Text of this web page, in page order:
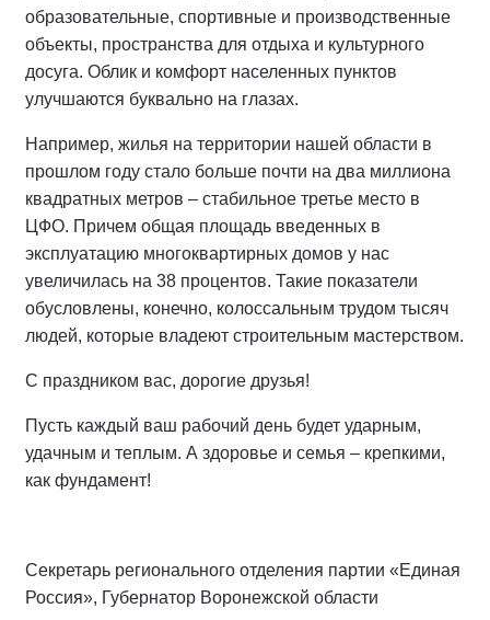
образовательные, спортивные и производственные
объекты, пространства для отдыха и культурного
досуга. Облик и комфорт населенных пунктов
улучшаются буквально на глазах.
Например, жилья на территории нашей области в
прошлом году стало больше почти на два миллиона
квадратных метров – стабильное третье место в
ЦФО. Причем общая площадь введенных в
эксплуатацию многоквартирных домов у нас
увеличилась на 38 процентов. Такие показатели
обусловлены, конечно, колоссальным трудом тысяч
людей, которые владеют строительным мастерством.
С праздником вас, дорогие друзья!
Пусть каждый ваш рабочий день будет ударным,
удачным и теплым. А здоровье и семья – крепкими,
как фундамент!
Секретарь регионального отделения партии «Единая
Россия», Губернатор Воронежской области